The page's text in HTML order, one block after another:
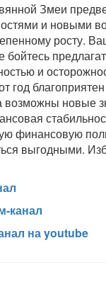
Змеи
и новыми
росту.
и
год
возможны новые
финансовую
выгодными.
канал
на youtube